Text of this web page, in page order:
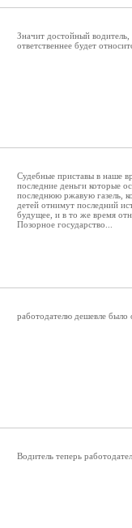
Значит достойный
ответственнее будет
Судебные приставы в наше
последние деньги которые
последнюю ржавую газель,
детей отнимут последний
будущее, и в то же время
Позорное государство...
работодателю дешевле было
Водитель теперь